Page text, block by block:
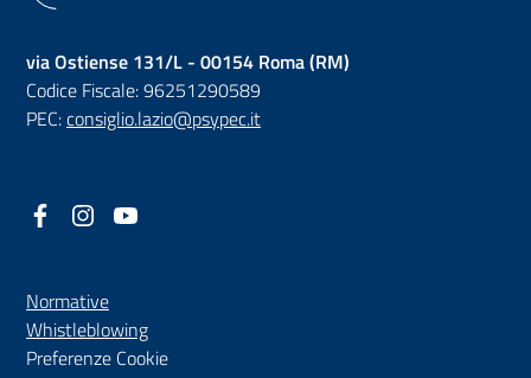
via Ostiense 131/L - 00154 Roma (RM)
Codice Fiscale: 96251290589
PEC:consiglio.lazio@psypec.it
Facebook
(nuova scheda - new tab)
Instagram
(nuova scheda - new tab)
Normative
Whistleblowing(nuova scheda - new tab)
Preferenze Cookie